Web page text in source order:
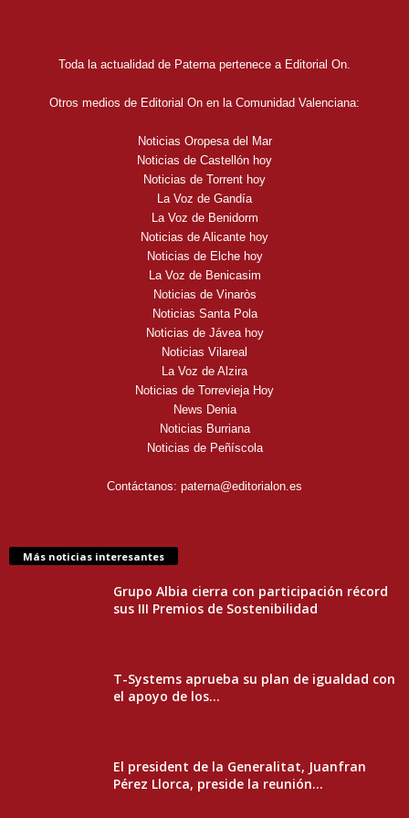
Toda la actualidad de Paterna pertenece a Editorial On.
Otros medios de Editorial On en la Comunidad Valenciana:
Noticias Oropesa del Mar
Noticias de Castellón hoy
Noticias de Torrent hoy
La Voz de Gandía
La Voz de Benidorm
Noticias de Alicante hoy
Noticias de Elche hoy
La Voz de Benicasim
Noticias de Vinaròs
Noticias Santa Pola
Noticias de Jávea hoy
Noticias Vilareal
La Voz de Alzira
Noticias de Torrevieja Hoy
News Denia
Noticias Burriana
Noticias de Peñíscola
Contáctanos: paterna@editorialon.es
Más noticias interesantes
Grupo Albia cierra con participación récord
sus III Premios de Sostenibilidad
T-Systems aprueba su plan de igualdad con
el apoyo de los...
El president de la Generalitat, Juanfran
Pérez Llorca, preside la reunión...